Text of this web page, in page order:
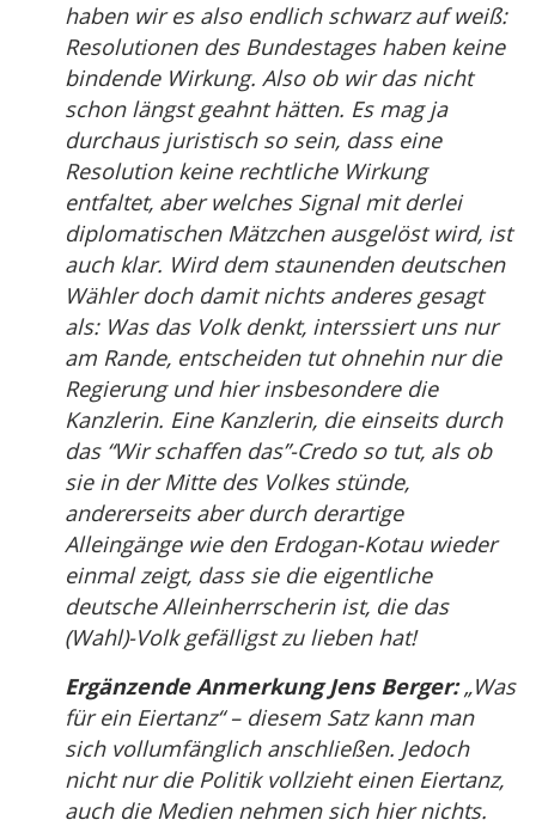
haben wir es also endlich schwarz auf weiß:
Resolutionen des Bundestages haben keine
bindende Wirkung. Also ob wir das nicht
schon längst geahnt hätten. Es mag ja
durchaus juristisch so sein, dass eine
Resolution keine rechtliche Wirkung
entfaltet, aber welches Signal mit derlei
diplomatischen Mätzchen ausgelöst wird, ist
auch klar. Wird dem staunenden deutschen
Wähler doch damit nichts anderes gesagt
als: Was das Volk denkt, interssiert uns nur
am Rande, entscheiden tut ohnehin nur die
Regierung und hier insbesondere die
Kanzlerin. Eine Kanzlerin, die einseits durch
das “Wir schaffen das”-Credo so tut, als ob
sie in der Mitte des Volkes stünde,
andererseits aber durch derartige
Alleingänge wie den Erdogan-Kotau wieder
einmal zeigt, dass sie die eigentliche
deutsche Alleinherrscherin ist, die das
(Wahl)-Volk gefälligst zu lieben hat!
Ergänzende Anmerkung Jens Berger:„Was
für ein Eiertanz“ – diesem Satz kann man
sich vollumfänglich anschließen. Jedoch
nicht nur die Politik vollzieht einen Eiertanz,
auch die Medien nehmen sich hier nichts.